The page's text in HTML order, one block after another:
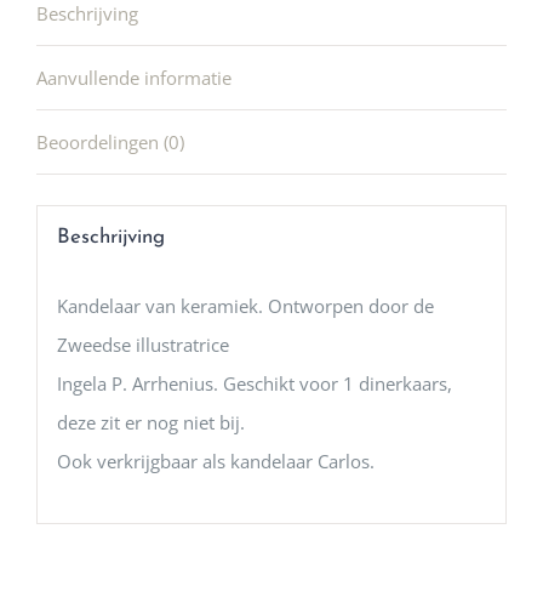
Beschrijving
Aanvullende informatie
Beoordelingen (0)
Beschrijving
Kandelaar van keramiek. Ontworpen door de
Zweedse illustratrice
Ingela P. Arrhenius. Geschikt voor 1 dinerkaars,
deze zit er nog niet bij.
Ook verkrijgbaar als kandelaar Carlos.